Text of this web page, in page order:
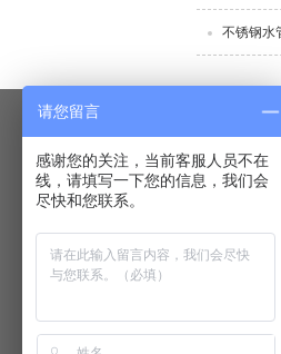
不锈钢水
请您留言
感谢您的关注，当前客服人员不在
线，请填写一下您的信息，我们会
尽快和您联系。